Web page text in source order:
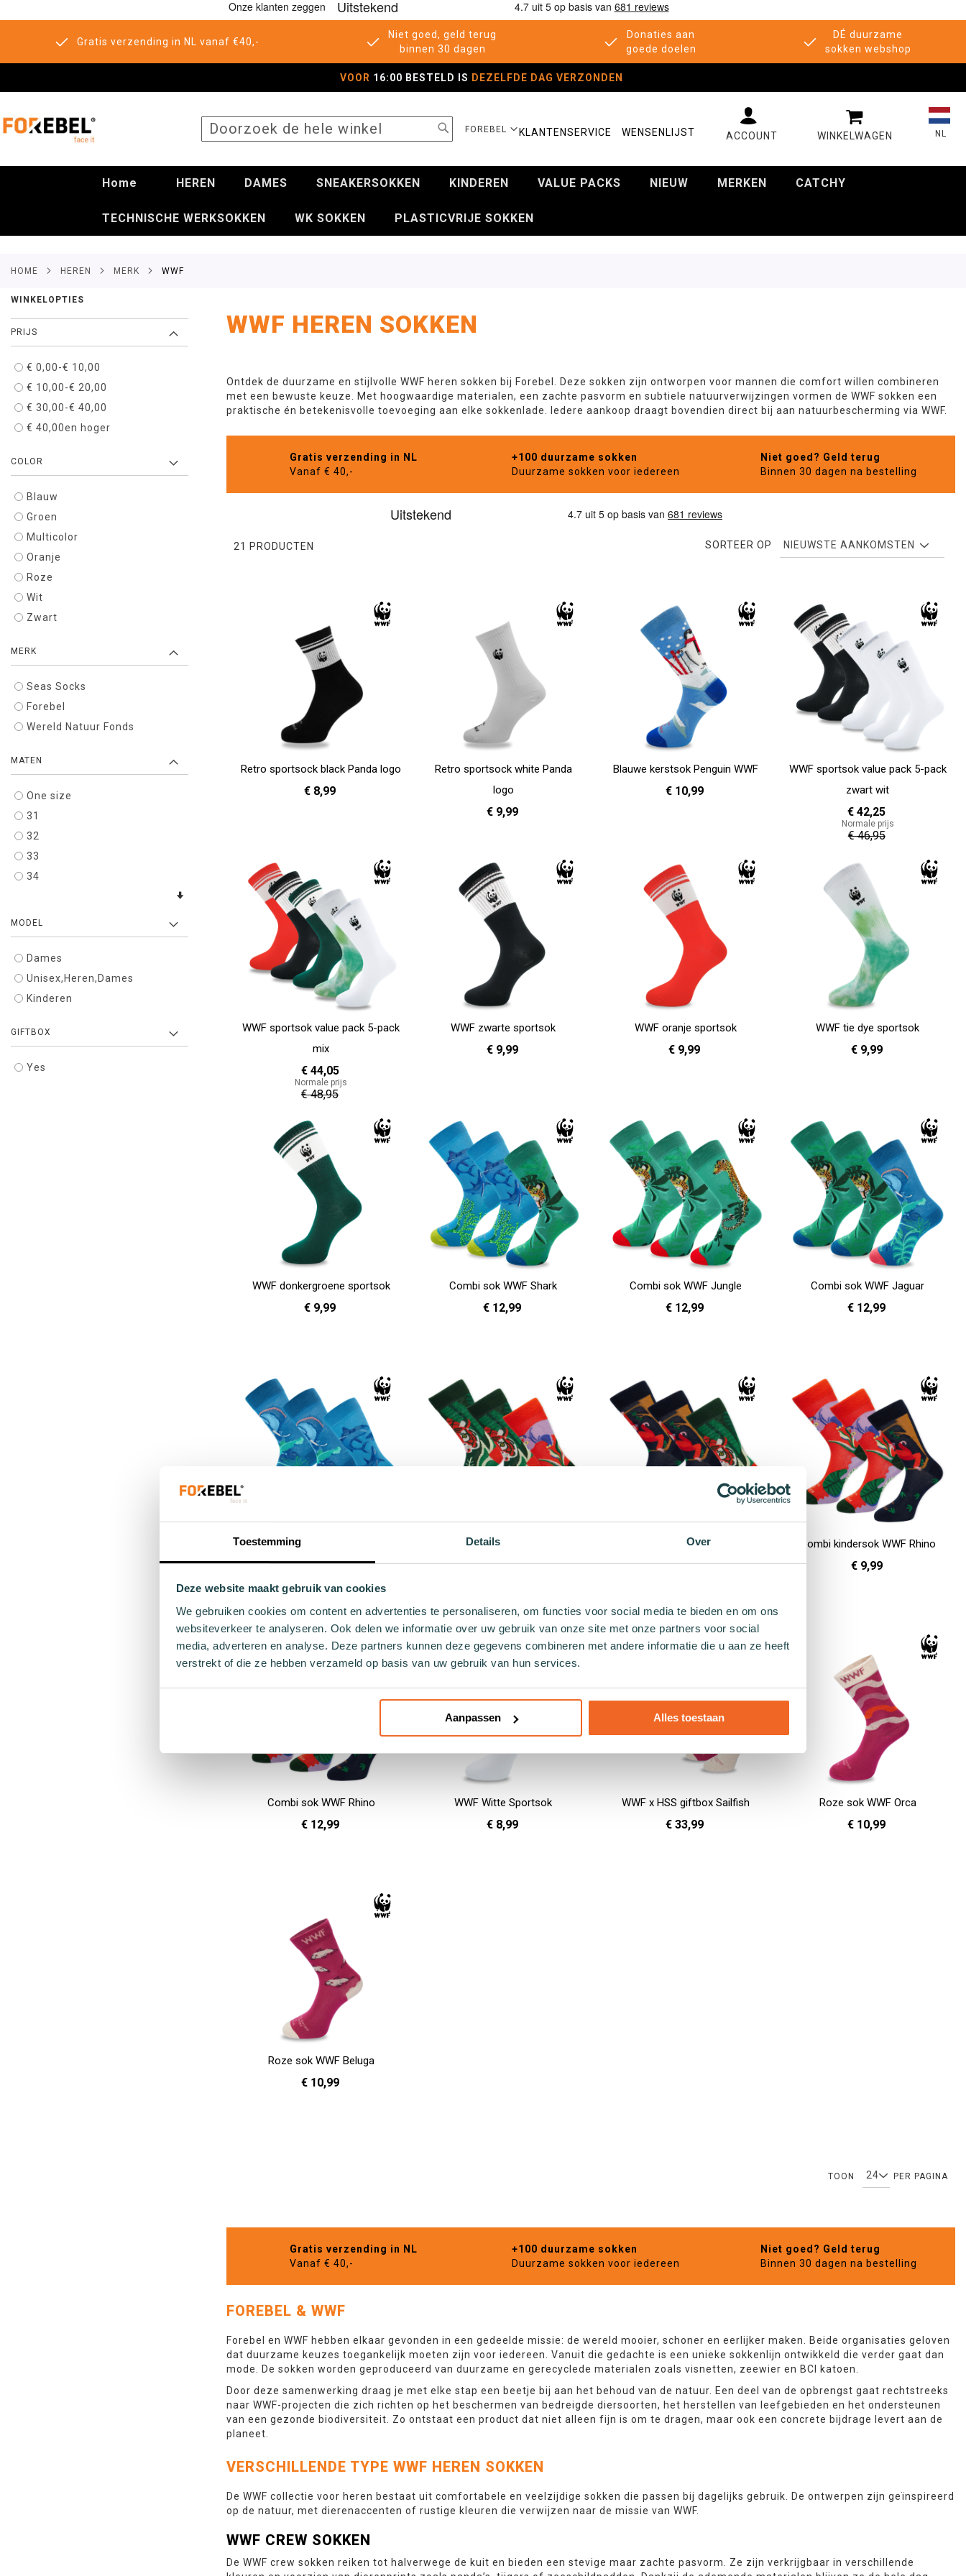
Toestemming Details Over
Deze website maakt gebruik van cookies
We gebruiken cookies om content en advertenties te personaliseren, om functies voor social media te bieden en om ons
websiteverkeer te analyseren. Ook delen we informatie over uw gebruik van onze site met onze partners voor social
media, adverteren en analyse. Deze partners kunnen deze gegevens combineren met andere informatie die u aan ze heeft
verstrekt of die ze hebben verzameld op basis van uw gebruik van hun services.
Aanpassen Alles toestaan
Gratis verzending in NL vanaf €40,-
Niet goed, geld terug
binnen 30 dagen
Donaties aan
goede doelen
DÉ duurzame
sokken webshop
VOOR 16:00 BESTELD IS DEZELFDE DAG VERZONDEN
SELECTEER
FOREBEL NL
KLANTENSERVICE WENSENLIJST
SEARCH
MIJN WINKELWAGEN
Home HEREN DAMES SNEAKERSOKKEN KINDEREN VALUE PACKS NIEUW MERKEN CATCHY
TECHNISCHE WERKSOKKEN WK SOKKEN PLASTICVRIJE SOKKEN
HOME HEREN MERK WWF
WWF HEREN SOKKEN
Ontdek de duurzame en stijlvolle WWF heren sokken bij Forebel. Deze sokken zijn ontworpen voor mannen die comfort willen combineren
met een bewuste keuze. Met hoogwaardige materialen, een zachte pasvorm en subtiele natuurverwijzingen vormen de WWF sokken een
praktische én betekenisvolle toevoeging aan elke sokkenlade. Iedere aankoop draagt bovendien direct bij aan natuurbescherming via WWF.
Gratis verzending in NL
Vanaf € 40,-
+100 duurzame sokken
Duurzame sokken voor iedereen
Niet goed? Geld terug
Binnen 30 dagen na bestelling
21 PRODUCTEN SORTEER OP
Retro sportsock black Panda logo
€ 8,99
Retro sportsock white Panda
logo
€ 9,99
In Winkelwagen
Blauwe kerstsok Penguin WWF
€ 10,99
WWF sportsok value pack 5-pack
zwart wit
€ 42,25
Normale prijs
€ 46,95
In Winkelwagen
WWF sportsok value pack 5-pack
mix
€ 44,05
Normale prijs
€ 48,95
In Winkelwagen
WWF zwarte sportsok
€ 9,99
WWF oranje sportsok
€ 9,99
WWF tie dye sportsok
€ 9,99
WWF donkergroene sportsok
€ 9,99
Combi sok WWF Shark
€ 12,99
Combi sok WWF Jungle
€ 12,99
Combi sok WWF Jaguar
€ 12,99
Combi sok WWF Elephant
€ 12,99
In Winkelwagen
Combi sok WWF Tiger
€ 12,99
In Winkelwagen
Combi kindersok WWF Monkey
€ 9,99
In Winkelwagen
Combi kindersok WWF Rhino
€ 9,99
In Winkelwagen
Combi sok WWF Rhino
€ 12,99
WWF Witte Sportsok
€ 8,99
WWF x HSS giftbox Sailfish
€ 33,99
Roze sok WWF Orca
€ 10,99
Roze sok WWF Beluga
€ 10,99
TOON PER PAGINA
Gratis verzending in NL
Vanaf € 40,-
+100 duurzame sokken
Duurzame sokken voor iedereen
Niet goed? Geld terug
Binnen 30 dagen na bestelling
FOREBEL & WWF
Forebel en WWF hebben elkaar gevonden in een gedeelde missie: de wereld mooier, schoner en eerlijker maken. Beide organisaties geloven
dat duurzame keuzes toegankelijk moeten zijn voor iedereen. Vanuit die gedachte is een unieke sokkenlijn ontwikkeld die verder gaat dan
mode. De sokken worden geproduceerd van duurzame en gerecyclede materialen zoals visnetten, zeewier en BCI katoen.
Door deze samenwerking draag je met elke stap een beetje bij aan het behoud van de natuur. Een deel van de opbrengst gaat rechtstreeks
naar WWF-projecten die zich richten op het beschermen van bedreigde diersoorten, het herstellen van leefgebieden en het ondersteunen
van een gezonde biodiversiteit. Zo ontstaat een product dat niet alleen fijn is om te dragen, maar ook een concrete bijdrage levert aan de
planeet.
VERSCHILLENDE TYPE WWF HEREN SOKKEN
De WWF collectie voor heren bestaat uit comfortabele en veelzijdige sokken die passen bij dagelijks gebruik. De ontwerpen zijn geïnspireerd
op de natuur, met dierenaccenten of rustige kleuren die verwijzen naar de missie van WWF.
WWF CREW SOKKEN
De WWF crew sokken reiken tot halverwege de kuit en bieden een stevige maar zachte pasvorm. Ze zijn verkrijgbaar in verschillende
WINKELOPTIES
PRIJS
€ 0,00-€ 10,00
€ 10,00-€ 20,00
€ 30,00-€ 40,00
€ 40,00en hoger
COLOR
Blauw
Groen
Multicolor
Oranje
Roze
Wit
Zwart
MERK
Seas Socks
Forebel
Wereld Natuur Fonds
MATEN
One size
31
32
33
34
MODEL
Dames
Unisex,Heren,Dames
Kinderen
GIFTBOX
Yes